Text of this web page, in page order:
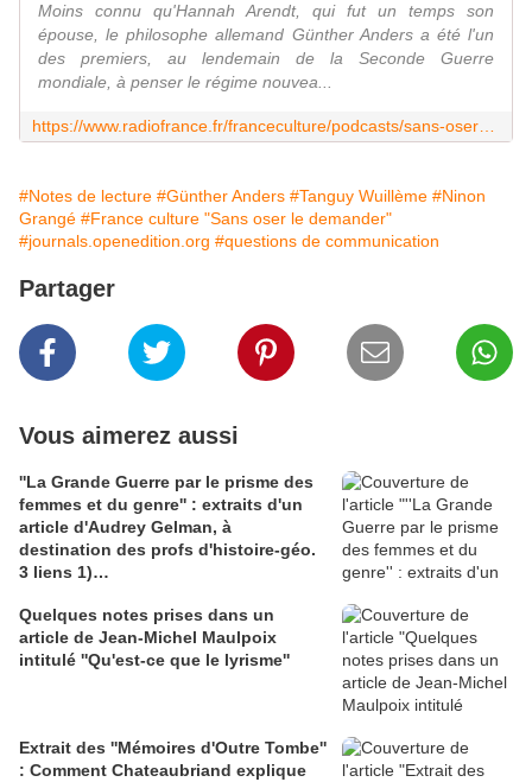
Moins connu qu'Hannah Arendt, qui fut un temps son
épouse, le philosophe allemand Günther Anders a été l'un
des premiers, au lendemain de la Seconde Guerre
mondiale, à penser le régime nouvea...
#Notes de lecture #Günther Anders #Tanguy Wuillème #Ninon
Grangé #France culture "Sans oser le demander"
#journals.openedition.org #questions de communication
Partager
Vous aimerez aussi
''La Grande Guerre par le prisme des
femmes et du genre'' : extraits d'un
article d'Audrey Gelman, à
destination des profs d'histoire-géo.
3 liens 1)
article de base de Françoise
Thébaud; 2)académie de Paris; 3)
Journal paysan breton : article
Quelques notes prises dans un
article de Jean-Michel Maulpoix
intitulé ''Qu'est-ce que le lyrisme''
Extrait des ''Mémoires d'Outre Tombe''
: Comment Chateaubriand explique